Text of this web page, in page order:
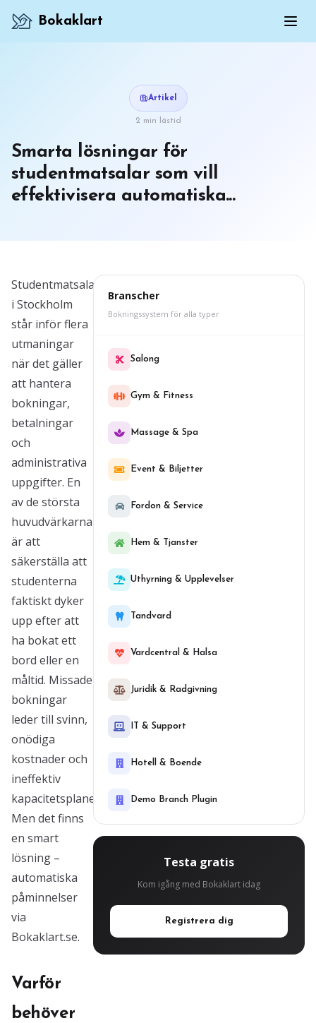
Bokaklart
Artikel
2 min lästid
Smarta lösningar för
studentmatsalar som vill
effektivisera automatiska...
Studentmatsalar
i Stockholm
står inför flera
utmaningar
när det gäller
att hantera
bokningar,
betalningar
och
administrativa
uppgifter. En
av de största
huvudvärkarna
är att
säkerställa att
studenterna
faktiskt dyker
upp efter att
ha bokat ett
bord eller en
måltid. Missade
bokningar
leder till svinn,
onödiga
kostnader och
ineffektiv
kapacitetsplanering.
Men det finns
en smart
lösning –
automatiska
påminnelser
via
Bokaklart.se.
Varför
behöver
Branscher
Bokningssystem för alla typer
Salong
Gym & Fitness
Massage & Spa
Event & Biljetter
Fordon & Service
Hem & Tjanster
Uthyrning & Upplevelser
Tandvard
Vardcentral & Halsa
Juridik & Radgivning
IT & Support
Hotell & Boende
Demo Branch Plugin
Testa gratis
Kom igång med Bokaklart idag
Registrera dig